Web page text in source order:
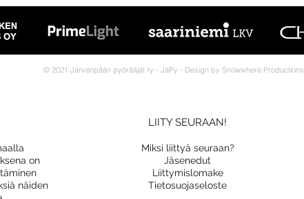
© 2021 Järvenpään pyöräilijät ry - JäPy - Design by Snowwhere Productions.
on
näiden
LIITY SEURAAN!
Miksi liittyä seuraan?
Jäsenedut
Liittymislomake
Tietosuojaseloste